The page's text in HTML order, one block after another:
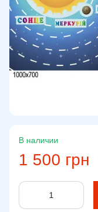
В наличии
1 500 грн